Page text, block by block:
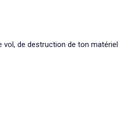
vol, de destruction de ton matériel